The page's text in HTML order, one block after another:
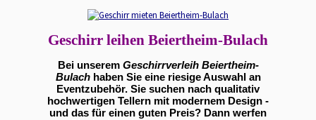
Geschirr leihen Beiertheim-Bulach
Bei unserem Geschirrverleih Beiertheim-
Bulachhaben Sie eine riesige Auswahl an
Eventzubehör. Sie suchen nach qualitativ
hochwertigen Tellern mit modernem Design -
und das für einen guten Preis? Dann werfen